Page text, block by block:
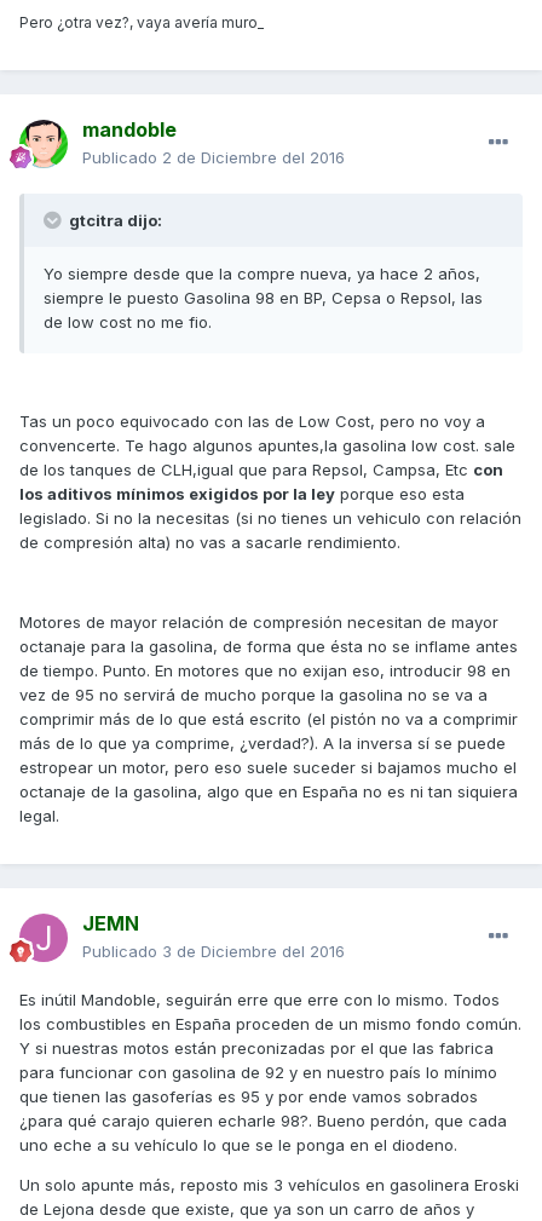
Pero ¿otra vez?, vaya avería muro_
mandoble
Publicado 2 de Diciembre del 2016
gtcitra dijo:
Yo siempre desde que la compre nueva, ya hace 2 años,
siempre le puesto Gasolina 98 en BP, Cepsa o Repsol, las
de low cost no me fio.
Tas un poco equivocado con las de Low Cost, pero no voy a
convencerte. Te hago algunos apuntes,la gasolina low cost. sale
de los tanques de CLH,igual que para Repsol, Campsa, Etc con
los aditivos mínimos exigidos por la ley porque eso esta
legislado. Si no la necesitas (si no tienes un vehiculo con relación
de compresión alta) no vas a sacarle rendimiento.
Motores de mayor relación de compresión necesitan de mayor
octanaje para la gasolina, de forma que ésta no se inflame antes
de tiempo. Punto. En motores que no exijan eso, introducir 98 en
vez de 95 no servirá de mucho porque la gasolina no se va a
comprimir más de lo que está escrito (el pistón no va a comprimir
más de lo que ya comprime, ¿verdad?). A la inversa sí se puede
estropear un motor, pero eso suele suceder si bajamos mucho el
octanaje de la gasolina, algo que en España no es ni tan siquiera
legal.
JEMN
Publicado 3 de Diciembre del 2016
Es inútil Mandoble, seguirán erre que erre con lo mismo. Todos
los combustibles en España proceden de un mismo fondo común.
Y si nuestras motos están preconizadas por el que las fabrica
para funcionar con gasolina de 92 y en nuestro país lo mínimo
que tienen las gasoferías es 95 y por ende vamos sobrados
¿para qué carajo quieren echarle 98?. Bueno perdón, que cada
uno eche a su vehículo lo que se le ponga en el diodeno.
Un solo apunte más, reposto mis 3 vehículos en gasolinera Eroski
de Lejona desde que existe, que ya son un carro de años y